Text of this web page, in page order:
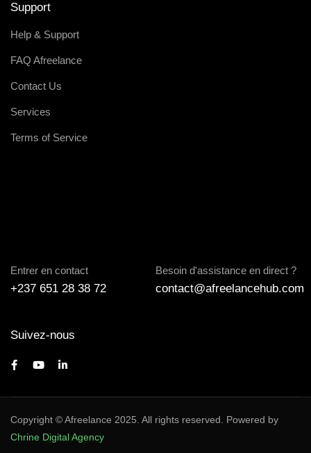
Support
Help & Support
FAQ Afreelance
Contact Us
Services
Terms of Service
Entrer en contact
+237 651 28 38 72
Besoin d'assistance en direct ?
contact@afreelancehub.com
Suivez-nous
Copyright © Afreelance 2025. All rights reserved. Powered by
Chrine Digital Agency